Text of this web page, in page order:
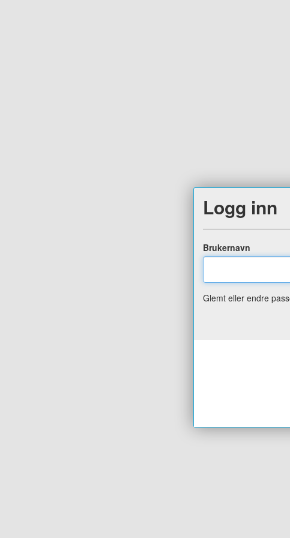
Logg inn
Brukernavn
Glemt eller endre